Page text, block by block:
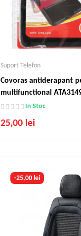
Suport Telefon
Covoras antiderapant
multifunctional
In Stoc
25,00 lei
-25,00 lei